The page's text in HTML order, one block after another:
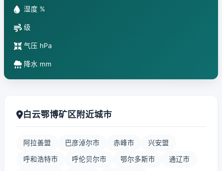
湿度 %
级
气压 hPa
降水 mm
白云鄂博矿区附近城市
阿拉善盟 巴彦淖尔市 赤峰市 兴安盟
呼和浩特市 呼伦贝尔市 鄂尔多斯市 通辽市